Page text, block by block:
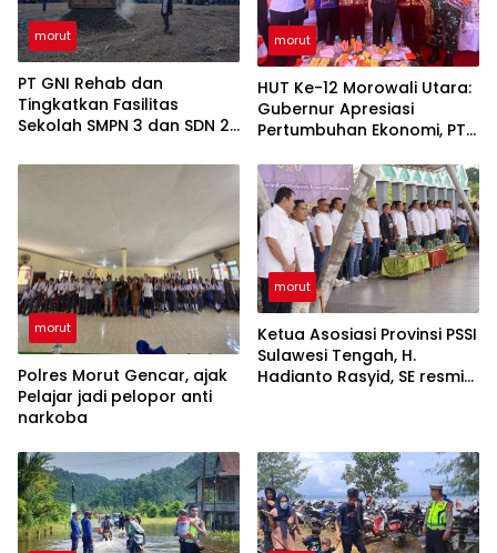
morut
PT GNI Rehab dan
Tingkatkan Fasilitas
Sekolah SMPN 3 dan SDN 2
morut
HUT Ke-12 Morowali Utara:
Gubernur Apresiasi
Pertumbuhan Ekonomi, PT
morut
Polres Morut Gencar, ajak
Pelajar jadi pelopor anti
narkoba
morut
Ketua Asosiasi Provinsi PSSI
Sulawesi Tengah, H.
Hadianto Rasyid, SE resmi